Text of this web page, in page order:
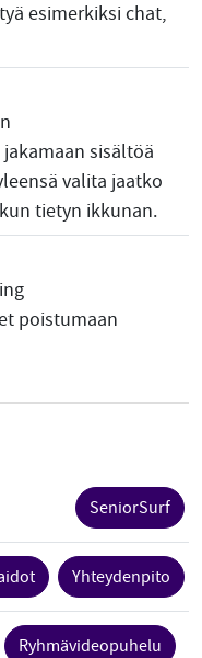
esimerkiksi chat,
sisältöä
valita jaatko
tietyn ikkunan.
poistumaan
SeniorSurf
Yhteydenpito
Ryhmävideopuhelu